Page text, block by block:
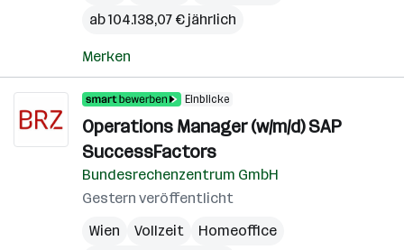
ab 104.138,07 € jährlich
Merken
Einblicke
Operations Manager (w/m/d) SAP
SuccessFactors
Bundesrechenzentrum GmbH
Gestern veröffentlicht
Wien
Vollzeit
Homeoffice